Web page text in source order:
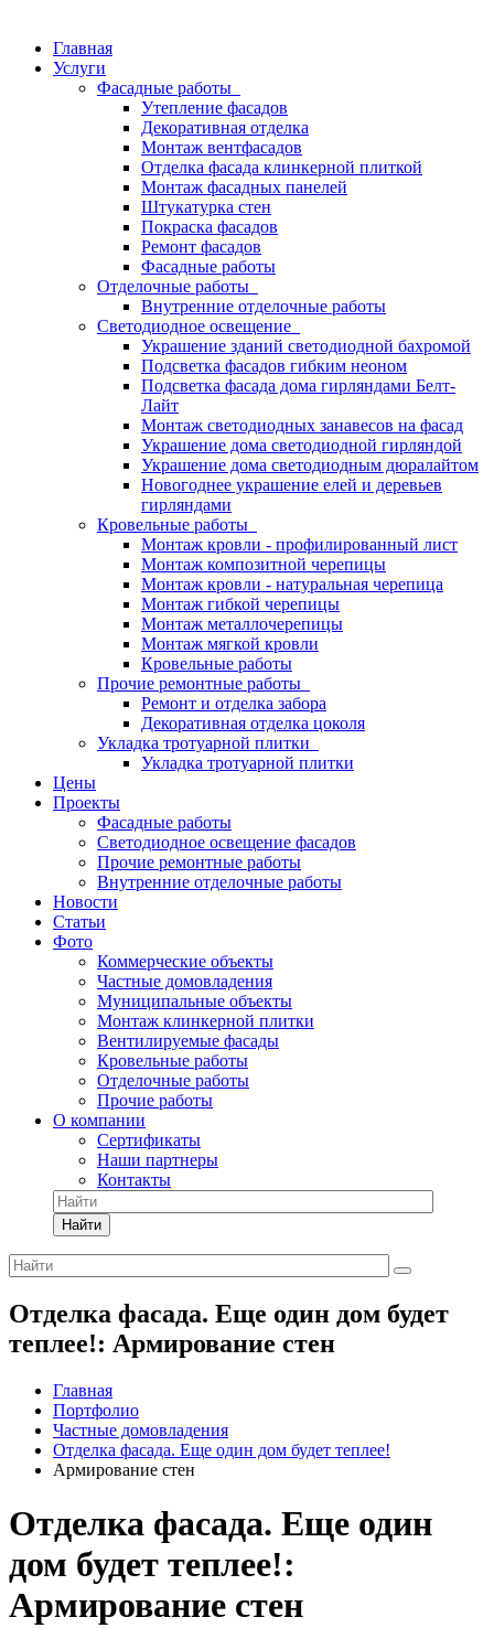
Главная
Услуги
Фасадные работы
Утепление фасадов
Декоративная отделка
Монтаж вентфасадов
Отделка фасада клинкерной плиткой
Монтаж фасадных панелей
Штукатурка стен
Покраска фасадов
Ремонт фасадов
Фасадные работы
Отделочные работы
Внутренние отделочные работы
Светодиодное освещение
Украшение зданий светодиодной бахромой
Подсветка фасадов гибким неоном
Подсветка фасада дома гирляндами Белт-
Лайт
Монтаж светодиодных занавесов на фасад
Украшение дома светодиодной гирляндой
Украшение дома светодиодным дюралайтом
Новогоднее украшение елей и деревьев
гирляндами
Кровельные работы
Монтаж кровли - профилированный лист
Монтаж композитной черепицы
Монтаж кровли - натуральная черепица
Монтаж гибкой черепицы
Монтаж металлочерепицы
Монтаж мягкой кровли
Кровельные работы
Прочие ремонтные работы
Ремонт и отделка забора
Декоративная отделка цоколя
Укладка тротуарной плитки
Укладка тротуарной плитки
Цены
Проекты
Фасадные работы
Светодиодное освещение фасадов
Прочие ремонтные работы
Внутренние отделочные работы
Новости
Статьи
Фото
Коммерческие объекты
Частные домовладения
Муниципальные объекты
Монтаж клинкерной плитки
Вентилируемые фасады
Кровельные работы
Отделочные работы
Прочие работы
О компании
Сертификаты
Наши партнеры
Контакты
Найти
Отделка фасада. Еще один дом будет
теплее!: Армирование стен
Главная
Портфолио
Частные домовладения
Отделка фасада. Еще один дом будет теплее!
Армирование стен
Отделка фасада. Еще один
дом будет теплее!:
Армирование стен